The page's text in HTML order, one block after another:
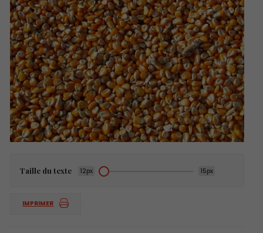
Taille du texte 12px 15px
IMPRIMER